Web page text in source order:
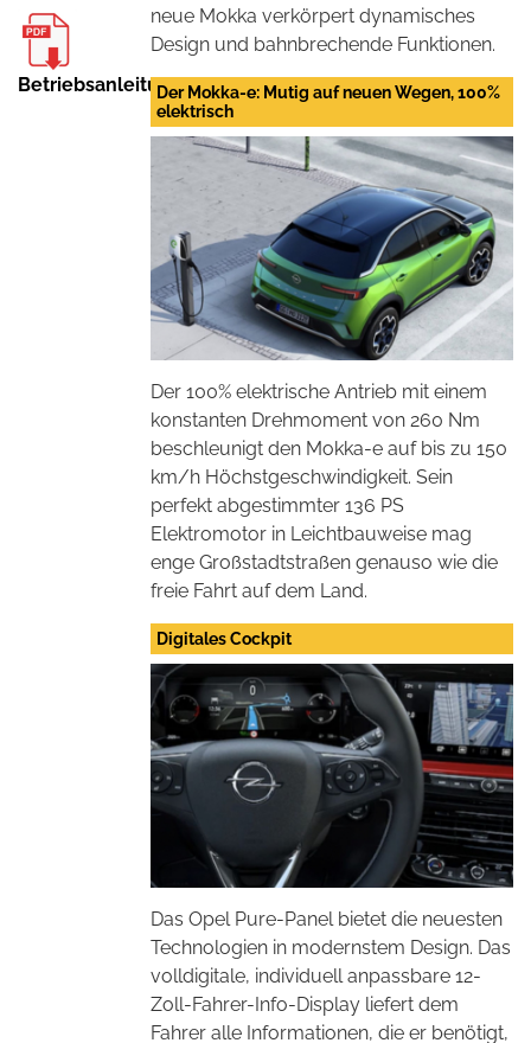
Betriebsanleitung
neue Mokka verkörpert dynamisches
Design und bahnbrechende Funktionen.
Der Mokka-e: Mutig auf neuen Wegen, 100%
elektrisch
Der 100% elektrische Antrieb mit einem
konstanten Drehmoment von 260 Nm
beschleunigt den Mokka-e auf bis zu 150
km/h Höchstgeschwindigkeit. Sein
perfekt abgestimmter 136 PS
Elektromotor in Leichtbauweise mag
enge Großstadtstraßen genauso wie die
freie Fahrt auf dem Land.
Digitales Cockpit
Das Opel Pure-Panel bietet die neuesten
Technologien in modernstem Design. Das
volldigitale, individuell anpassbare 12-
Zoll-Fahrer-Info-Display liefert dem
Fahrer alle Informationen, die er benötigt,